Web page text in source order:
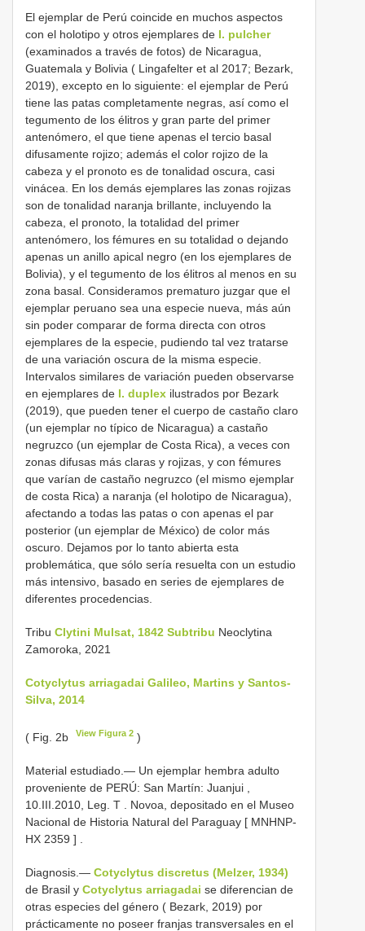
El ejemplar de Perú coincide en muchos aspectos
con el holotipo y otros ejemplares de I. pulcher
(examinados a través de fotos) de Nicaragua,
Guatemala y Bolivia ( Lingafelter et al 2017; Bezark,
2019), excepto en lo siguiente: el ejemplar de Perú
tiene las patas completamente negras, así como el
tegumento de los élitros y gran parte del primer
antenómero, el que tiene apenas el tercio basal
difusamente rojizo; además el color rojizo de la
cabeza y el pronoto es de tonalidad oscura, casi
vinácea. En los demás ejemplares las zonas rojizas
son de tonalidad naranja brillante, incluyendo la
cabeza, el pronoto, la totalidad del primer
antenómero, los fémures en su totalidad o dejando
apenas un anillo apical negro (en los ejemplares de
Bolivia), y el tegumento de los élitros al menos en su
zona basal. Consideramos prematuro juzgar que el
ejemplar peruano sea una especie nueva, más aún
sin poder comparar de forma directa con otros
ejemplares de la especie, pudiendo tal vez tratarse
de una variación oscura de la misma especie.
Intervalos similares de variación pueden observarse
en ejemplares de I. duplex ilustrados por Bezark
(2019), que pueden tener el cuerpo de castaño claro
(un ejemplar no típico de Nicaragua) a castaño
negruzco (un ejemplar de Costa Rica), a veces con
zonas difusas más claras y rojizas, y con fémures
que varían de castaño negruzco (el mismo ejemplar
de costa Rica) a naranja (el holotipo de Nicaragua),
afectando a todas las patas o con apenas el par
posterior (un ejemplar de México) de color más
oscuro. Dejamos por lo tanto abierta esta
problemática, que sólo sería resuelta con un estudio
más intensivo, basado en series de ejemplares de
diferentes procedencias.
Tribu Clytini Mulsat, 1842 Subtribu Neoclytina
Zamoroka, 2021
Cotyclytus arriagadai Galileo, Martins y Santos-
Silva, 2014
( Fig. 2b View Figura 2 )
Material estudiado.— Un ejemplar hembra adulto
proveniente de PERÚ: San Martín: Juanjui ,
10.III.2010, Leg. T
Novoa, depositado en el Museo
Nacional de Historia Natural del Paraguay [ MNHNP-
HX 2359 ]
Diagnosis.— Cotyclytus discretus (Melzer, 1934)
de Brasil y Cotyclytus arriagadai se diferencian de
otras especies del género ( Bezark, 2019) por
prácticamente no poseer franjas transversales en el